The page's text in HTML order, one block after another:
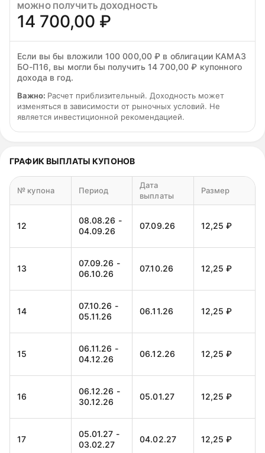
МОЖНО ПОЛУЧИТЬ ДОХОДНОСТЬ
14 700,00 ₽
Если вы бы вложили 100 000,00 ₽ в облигации КАМАЗ
БО-П16, вы могли бы получить 14 700,00 ₽ купонного
дохода в год.
Важно: Расчет приблизительный. Доходность может
изменяться в зависимости от рыночных условий. Не
является инвестиционной рекомендацией.
ГРАФИК ВЫПЛАТЫ КУПОНОВ
№ купона Период
Дата
выплаты
Размер
12
08.08.26 -
04.09.26
07.09.26 12,25 ₽
13
07.09.26 -
06.10.26
07.10.26 12,25 ₽
14
07.10.26 -
05.11.26
06.11.26 12,25 ₽
15
06.11.26 -
04.12.26
06.12.26 12,25 ₽
16
06.12.26 -
30.12.26
05.01.27 12,25 ₽
17
05.01.27 -
03.02.27
04.02.27 12,25 ₽